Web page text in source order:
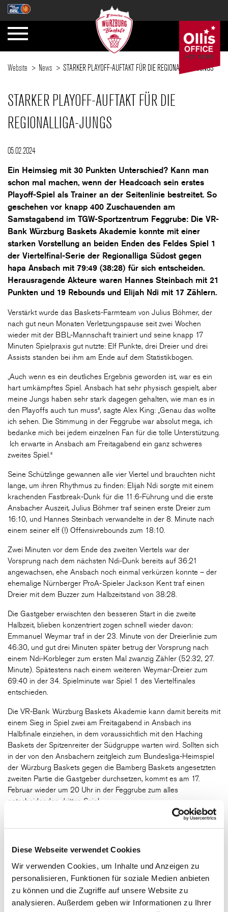
Diese Webseite verwendet Cookies
Wir verwenden Cookies, um Inhalte und Anzeigen zu
personalisieren, Funktionen für soziale Medien anbieten
zu können und die Zugriffe auf unsere Website zu
analysieren. Außerdem geben wir Informationen zu Ihrer
Website News STARKER PLAYOFF-AUFTAKT FÜR DIE REGIONALLIGA-JUNGS
STARKER PLAYOFF-AUFTAKT FÜR DIE
REGIONALLIGA-JUNGS
05.02.2024
Ein Heimsieg mit 30 Punkten Unterschied? Kann man
schon mal machen, wenn der Headcoach sein erstes
Playoff-Spiel als Trainer an der Seitenlinie bestreitet. So
geschehen vor knapp 400 Zuschauenden am
Samstagabend im TGW-Sportzentrum Feggrube: Die VR-
Bank Würzburg Baskets Akademie konnte mit einer
starken Vorstellung an beiden Enden des Feldes Spiel 1
der Viertelfinal-Serie der Regionalliga Südost gegen
hapa Ansbach mit 79:49 (38:28) für sich entscheiden.
Herausragende Akteure waren Hannes Steinbach mit 21
Punkten und 19 Rebounds und Elijah Ndi mit 17 Zählern.
Verstärkt wurde das Baskets-Farmteam von Julius Böhmer, der
nach gut neun Monaten Verletzungspause seit zwei Wochen
wieder mit der BBL-Mannschaft trainiert und seine knapp 17
Minuten Spielpraxis gut nutzte: Elf Punkte, drei Dreier und drei
Assists standen bei ihm am Ende auf dem Statistikbogen.
„Auch wenn es ein deutliches Ergebnis geworden ist, war es ein
hart umkämpftes Spiel. Ansbach hat sehr physisch gespielt, aber
meine Jungs haben sehr stark dagegen gehalten, wie man es in
den Playoffs auch tun muss“, sagte Alex King: „Genau das wollte
ich sehen. Die Stimmung in der Feggrube war absolut mega, ich
bedanke mich bei jedem einzelnen Fan für die tolle Unterstützung.
Ich erwarte in Ansbach am Freitagabend ein ganz schweres
zweites Spiel.“
Seine Schützlinge gewannen alle vier Viertel und brauchten nicht
lange, um ihren Rhythmus zu finden: Elijah Ndi sorgte mit einem
krachenden Fastbreak-Dunk für die 11:6-Führung und die erste
Ansbacher Auszeit, Julius Böhmer traf seinen erste Dreier zum
16:10, und Hannes Steinbach verwandelte in der 8. Minute nach
einem seiner elf (!) Offensivrebounds zum 18:10.
Zwei Minuten vor dem Ende des zweiten Viertels war der
Vorsprung nach dem nächsten Ndi-Dunk bereits auf 36:21
angewachsen, ehe Ansbach noch einmal verkürzen konnte – der
ehemalige Nürnberger ProA-Spieler Jackson Kent traf einen
Dreier mit dem Buzzer zum Halbzeitstand von 38:28.
Die Gastgeber erwischten den besseren Start in die zweite
Halbzeit, blieben konzentriert zogen schnell wieder davon:
Emmanuel Weymar traf in der 23. Minute von der Dreierlinie zum
46:30, und gut drei Minuten später betrug der Vorsprung nach
einem Ndi-Korbleger zum ersten Mal zwanzig Zähler (52:32, 27.
Minute). Spätestens nach einem weiteren Weymar-Dreier zum
69:40 in der 34. Spielminute war Spiel 1 des Viertelfinales
entschieden.
Die VR-Bank Würzburg Baskets Akademie kann damit bereits mit
einem Sieg in Spiel zwei am Freitagabend in Ansbach ins
Halbfinale einziehen, in dem voraussichtlich mit den Haching
Baskets der Spitzenreiter der Südgruppe warten wird. Sollten sich
in der von den Ansbachern zeitgleich zum Bundesliga-Heimspiel
der Würzburg Baskets gegen die Bamberg Baskets angesetzten
zweiten Partie die Gastgeber durchsetzen, kommt es am 17.
Februar wieder um 20 Uhr in der Feggrube zum alles
entscheidenden dritten Spiel.
Ansbach 79:49
(20:13, 18:15, 21:10, 20:11)
Für Würzburg spielten:
Hannes Steinbach 21 Punkte (19 Rebounds), Elijah Ndi 17/1
Dreier, Julius Böhmer 11/3, Lukas Roth 11/2, Emmanuel